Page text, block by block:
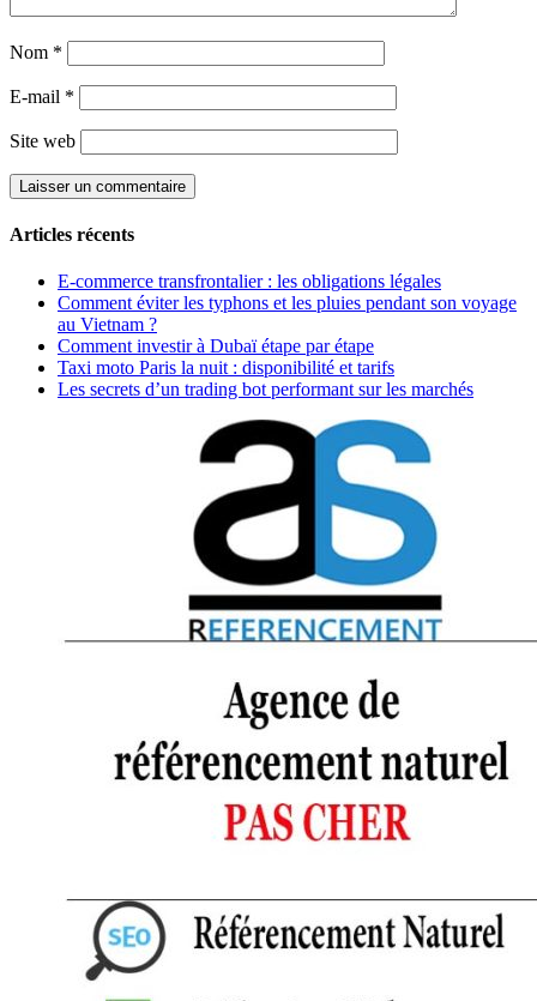
Nom *
E-mail *
Site web
Articles récents
E-commerce transfrontalier : les obligations légales
Comment éviter les typhons et les pluies pendant son voyage
au Vietnam ?
Comment investir à Dubaï étape par étape
Taxi moto Paris la nuit : disponibilité et tarifs
Les secrets d’un trading bot performant sur les marchés